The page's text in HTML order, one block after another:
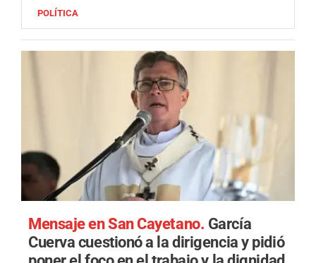
POLÍTICA
Mensaje en San Cayetano. García
Cuerva cuestionó a la dirigencia y pidió